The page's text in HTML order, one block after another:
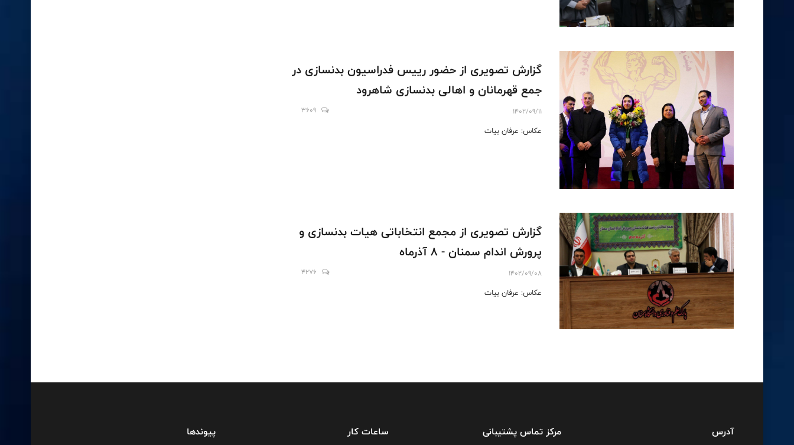
گزارش تصویری از حضور رییس فدراسیون بدنسازی در
جمع قهرمانان و اهالی بدنسازی شاهرود
1402/09/11
3609
عکاس: عرفان بیات
گزارش تصویری از مجمع انتخاباتی هیات بدنسازی و
پرورش اندام سمنان - ۸ آذرماه
1402/09/08
4276
عکاس: عرفان بیات
آدرس مرکز تماس پشتیبانی ساعات کار پیوندها